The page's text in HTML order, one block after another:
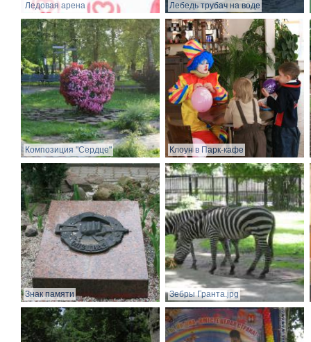
Ледовая арена Лебедь трубач на воде
Композиция "Сердце" Клоун в Парк-кафе
Знак памяти Зебры Гранта.jpg